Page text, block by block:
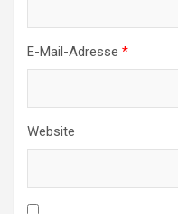
E-Mail-Adresse *
Website